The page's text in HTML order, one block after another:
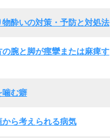
物酔いの対策・予防と対処法
の腕と脚が痙攣または麻痺す
噛む癖
から考えられる病気